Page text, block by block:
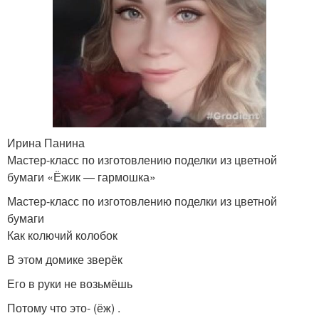
Ирина Панина
Мастер-класс по изготовлению поделки из цветной
бумаги «Ёжик — гармошка»
Мастер-класс по изготовлению поделки из цветной
бумаги
Как колючий колобок
В этом домике зверёк
Его в руки не возьмёшь
Потому что это- (ёж) .